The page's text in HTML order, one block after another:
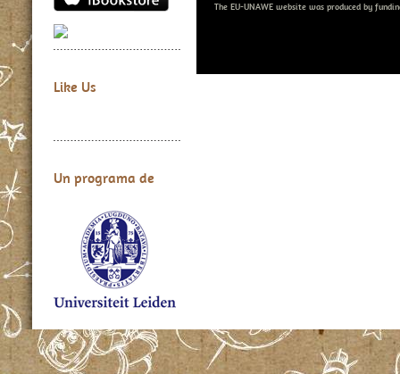
Like Us
Un programa de
The EU-UNAWE website was produced by